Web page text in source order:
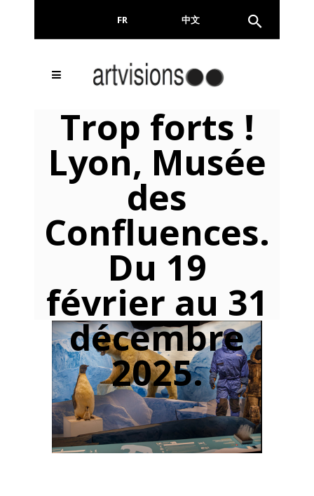
FR 中文
Trop forts !
Lyon, Musée
des
Confluences.
Du 19
février au 31
décembre
2025.
Inscrivez-vous à notre
Newsletter !
En continuant, vous acceptez de nous communiquer
votre adresse email pour l’envoi de la Newsletter. En
aucun cas elle ne sera transmise à un tiers.